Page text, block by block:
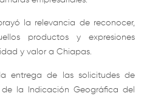
la relevancia de reconocer,
productos y expresiones
y valor a Chiapas.
entrega de las solicitudes de
la Indicación Geográfica del